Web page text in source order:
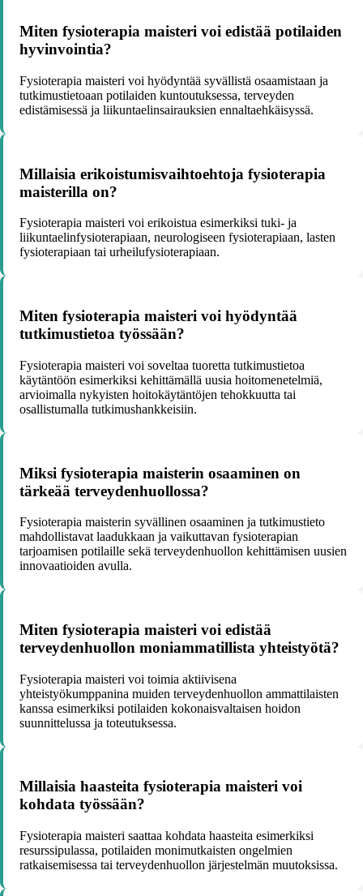
Miten fysioterapia maisteri voi edistää potilaiden
hyvinvointia?
Fysioterapia maisteri voi hyödyntää syvällistä osaamistaan ja
tutkimustietoaan potilaiden kuntoutuksessa, terveyden
edistämisessä ja liikuntaelinsairauksien ennaltaehkäisyssä.
Millaisia erikoistumisvaihtoehtoja fysioterapia
maisterilla on?
Fysioterapia maisteri voi erikoistua esimerkiksi tuki- ja
liikuntaelinfysioterapiaan, neurologiseen fysioterapiaan, lasten
fysioterapiaan tai urheilufysioterapiaan.
Miten fysioterapia maisteri voi hyödyntää
tutkimustietoa työssään?
Fysioterapia maisteri voi soveltaa tuoretta tutkimustietoa
käytäntöön esimerkiksi kehittämällä uusia hoitomenetelmiä,
arvioimalla nykyisten hoitokäytäntöjen tehokkuutta tai
osallistumalla tutkimushankkeisiin.
Miksi fysioterapia maisterin osaaminen on
tärkeää terveydenhuollossa?
Fysioterapia maisterin syvällinen osaaminen ja tutkimustieto
mahdollistavat laadukkaan ja vaikuttavan fysioterapian
tarjoamisen potilaille sekä terveydenhuollon kehittämisen uusien
innovaatioiden avulla.
Miten fysioterapia maisteri voi edistää
terveydenhuollon moniammatillista yhteistyötä?
Fysioterapia maisteri voi toimia aktiivisena
yhteistyökumppanina muiden terveydenhuollon ammattilaisten
kanssa esimerkiksi potilaiden kokonaisvaltaisen hoidon
suunnittelussa ja toteutuksessa.
Millaisia haasteita fysioterapia maisteri voi
kohdata työssään?
Fysioterapia maisteri saattaa kohdata haasteita esimerkiksi
resurssipulassa, potilaiden monimutkaisten ongelmien
ratkaisemisessa tai terveydenhuollon järjestelmän muutoksissa.